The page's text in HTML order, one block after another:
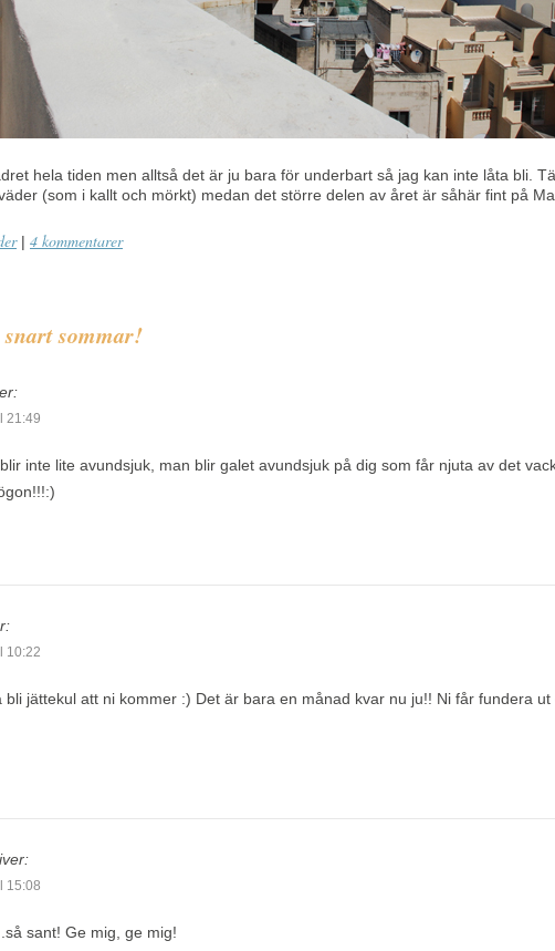
hela tiden men alltså det är ju bara för underbart så jag kan inte låta bli.
(som i kallt och mörkt) medan det större delen av året är såhär fint på
| 4 kommentarer
snart sommar!
21:49
inte lite avundsjuk, man blir galet avundsjuk på dig som får njuta av det
10:22
bli jättekul att ni kommer :) Det är bara en månad kvar nu ju!! Ni får fundera ut
15:08
sant! Ge mig, ge mig!